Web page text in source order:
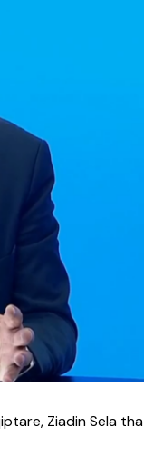
RETRO JAVORE
Ziadin Sela tha